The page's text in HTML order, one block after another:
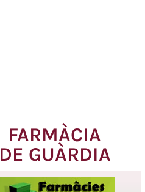
FARMÀCIA
DE GUÀRDIA